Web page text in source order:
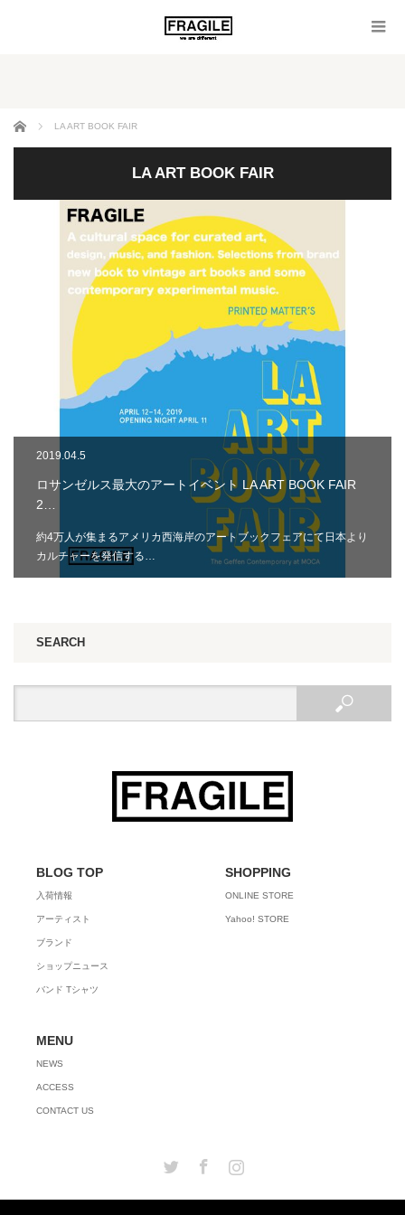
ホーム LA ART BOOK FAIR
LA ART BOOK FAIR
2019.04.5
ロサンゼルス最大のアートイベント LA ART BOOK FAIR
2…
約4万人が集まるアメリカ西海岸のアートブックフェアにて日本より
カルチャーを発信する…
SEARCH
BLOG TOP
入荷情報
アーティスト
ブランド
ショップニュース
バンド Tシャツ
SHOPPING
ONLINE STORE
Yahoo! STORE
MENU
NEWS
ACCESS
CONTACT US
Twitter Facebook